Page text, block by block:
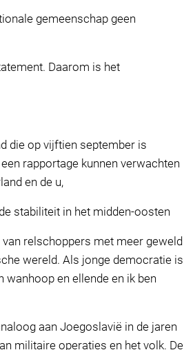
gemeenschap geen
Daarom is het
die op vijftien september is
rapportage kunnen verwachten
en de u,
stabiliteit in het midden-oosten
relschoppers met meer geweld
wereld. Als jonge democratie is
wanhoop en ellende en ik ben
aan Joegoslavië in de jaren
militaire operaties en het volk. De